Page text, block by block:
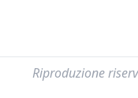
Riproduzione